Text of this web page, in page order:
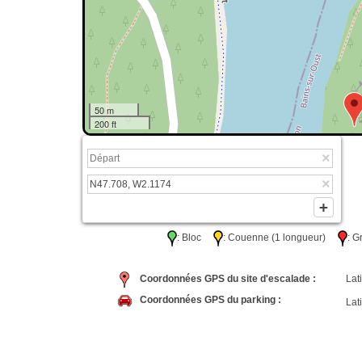
50 m
200 ft
: Bloc : Couenne (1 longueur) :
Coordonnées GPS du site d'escalade :
Coordonnées GPS du parking :